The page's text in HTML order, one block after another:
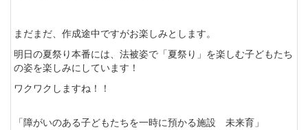
まだまだ、作成途中ですがお楽しみとします。
明日の夏祭り本番には、法被姿で「夏祭り」を楽しむ子どもたち
の姿を楽しみにしています！
ワクワクしますね！！
「障がいのある子どもたちを一時に預かる施設 未来育」